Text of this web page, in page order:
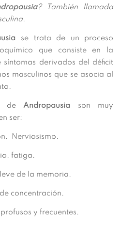
? También llamada
se trata de un proceso
que consiste en la
síntomas derivados del déficit
masculinos que se asocia al
deAndropausia son muy
ser:
Nerviosismo.
fatiga.
de la memoria.
concentración.
y frecuentes.